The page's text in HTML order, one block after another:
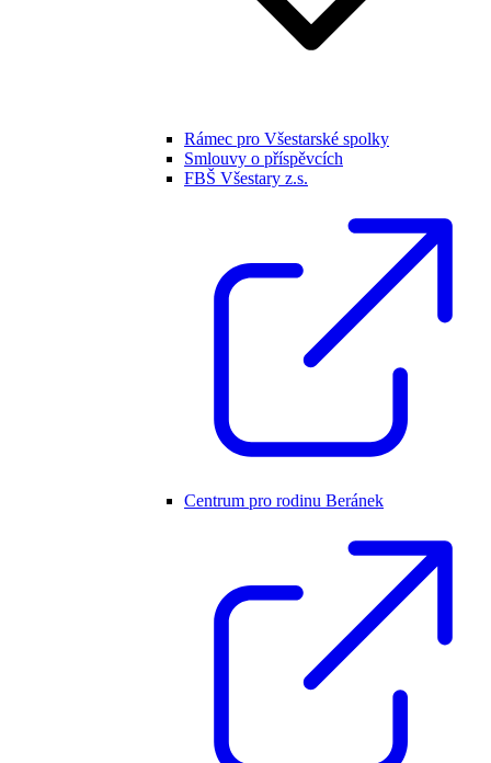
Rámec pro Všestarské spolky
Smlouvy o příspěvcích
FBŠ Všestary z.s.
Centrum pro rodinu Beránek